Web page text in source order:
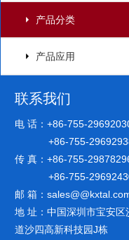
产品分类
产品应用
联系我们
电 话：+86-755-
+86-755-
传 真：+86-755-
+86-755-
邮 箱：
地 址：中国深圳市宝安区
道沙四高新科技园J栋